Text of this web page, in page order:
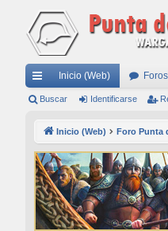
nl
rá
pi
do
Inicio (Web) Foros
Buscar Identificarse
Inicio (Web) Foro Punta